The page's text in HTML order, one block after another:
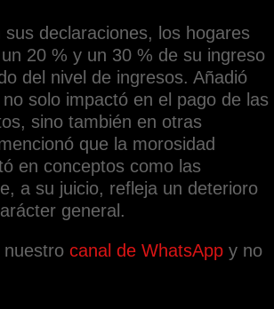
declaraciones, los hogares
20 % y un 30 % de su ingreso
del nivel de ingresos. Añadió
solo impactó en el pago de las
sino también en otras
que la morosidad
en conceptos como las
a su juicio, refleja un deterioro
general.
canal de WhatsApp y no